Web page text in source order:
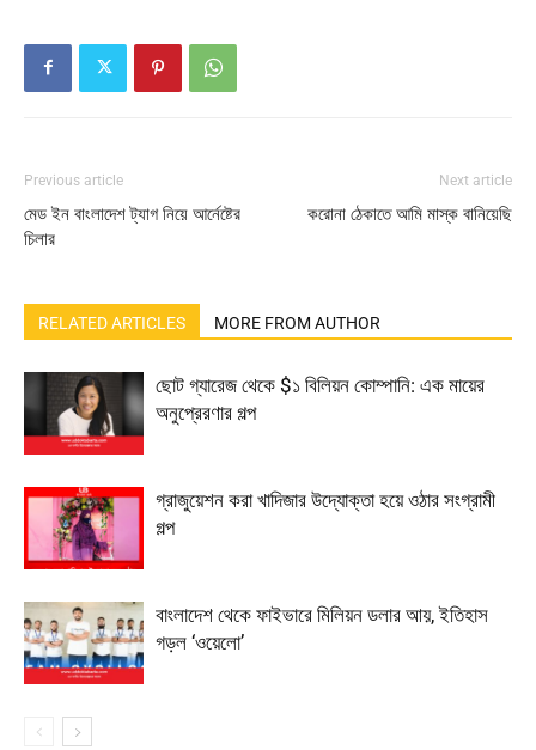
Previous article
মেড ইন বাংলাদেশ ট্যাগ নিয়ে আর্নেষ্টের
চিলার
Next article
করোনা ঠেকাতে আমি মাস্ক বানিয়েছি
RELATED ARTICLES MORE FROM AUTHOR
ছোট গ্যারেজ থেকে $১ বিলিয়ন কোম্পানি: এক মায়ের
অনুপ্রেরণার গল্প
গ্রাজুয়েশন করা খাদিজার উদ্যোক্তা হয়ে ওঠার সংগ্রামী
গল্প
বাংলাদেশ থেকে ফাইভারে মিলিয়ন ডলার আয়, ইতিহাস
গড়ল ‘ওয়েলো’